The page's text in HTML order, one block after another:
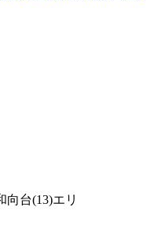
向台(13)エリ